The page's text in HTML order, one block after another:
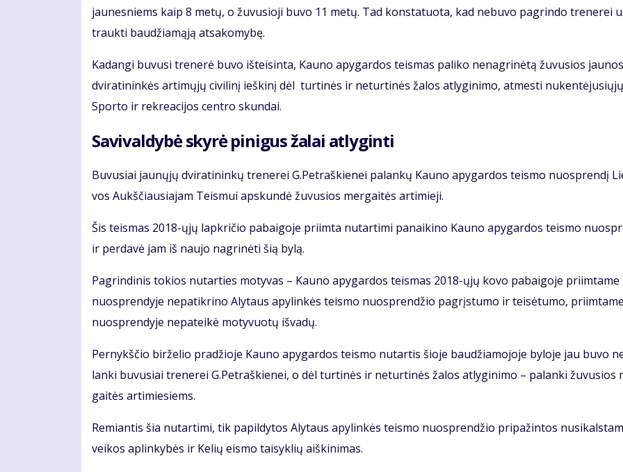
jau­nes­niems kaip 8 me­tų, o žu­vu­sio­ji bu­vo 11 me­tų. Tad kon­sta­tuo­ta, kad ne­bu­vo pa­grin­do tre­ne­rei
trauk­ti bau­džia­mą­ją at­sa­ko­my­bę.
Ka­dan­gi bu­vu­si tre­ne­rė bu­vo iš­tei­sin­ta, Kau­no apy­gar­dos teis­mas pa­li­ko ne­nag­ri­nė­tą žu­vu­sios
dvi­ra­ti­nin­kės ar­ti­mų­jų ci­vi­li­nį ieš­ki­nį dėl tur­ti­nės ir ne­tur­ti­nės ža­los at­ly­gi­ni­mo, at­mes­ti
Spor­to ir rek­re­a­ci­jos cen­tro skun­dai.
Sa­vi­val­dy­bė sky­rė pi­ni­gus ža­lai at­ly­gin­ti
Bu­vu­siai jau­nų­jų dvi­ra­ti­nin­kų tre­ne­rei G.Pet­raš­kie­nei pa­lan­kų Kau­no apy­gar­dos teis­mo nuosp­ren­dį
vos Aukš­čiau­sia­jam Teis­mui ap­skun­dė žu­vu­sios mer­gai­tės ar­ti­mie­ji.
Šis teis­mas 2018-ųjų lap­kri­čio pa­bai­go­je pri­im­ta nu­tar­ti­mi pa­nai­ki­no Kau­no apy­gar­dos teis­mo
ir per­da­vė jam iš nau­jo nag­ri­nė­ti šią by­lą.
Pa­grin­di­nis to­kios nu­tar­ties mo­ty­vas – Kau­no apy­gar­dos teis­mas 2018-ųjų ko­vo pa­bai­go­je pri­im­ta­me
nuosp­ren­dy­je ne­pa­tik­ri­no Aly­taus apy­lin­kės teis­mo nuosp­ren­džio pa­grįs­tu­mo ir tei­sė­tu­mo, pri­im­ta­me
nuosp­ren­dy­je ne­pa­tei­kė mo­ty­vuo­tų iš­va­dų.
Per­nykš­čio bir­že­lio pra­džio­je Kau­no apy­gar­dos teis­mo nu­tar­tis šio­je bau­džia­mo­jo­je by­lo­je jau bu­vo
lan­ki bu­vu­siai tre­ne­rei G.Pet­raš­kie­nei, o dėl tur­ti­nės ir ne­tur­ti­nės ža­los at­ly­gi­ni­mo – pa­lan­ki žu­vu­sios
gai­tės ar­ti­mie­siems.
Re­mian­tis šia nu­tar­ti­mi, tik pa­pil­dy­tos Aly­taus apy­lin­kės teis­mo nuosp­ren­džio pri­pa­žin­tos
vei­kos ap­lin­ky­bės ir Ke­lių eis­mo tai­syk­lių aiš­ki­ni­mas.